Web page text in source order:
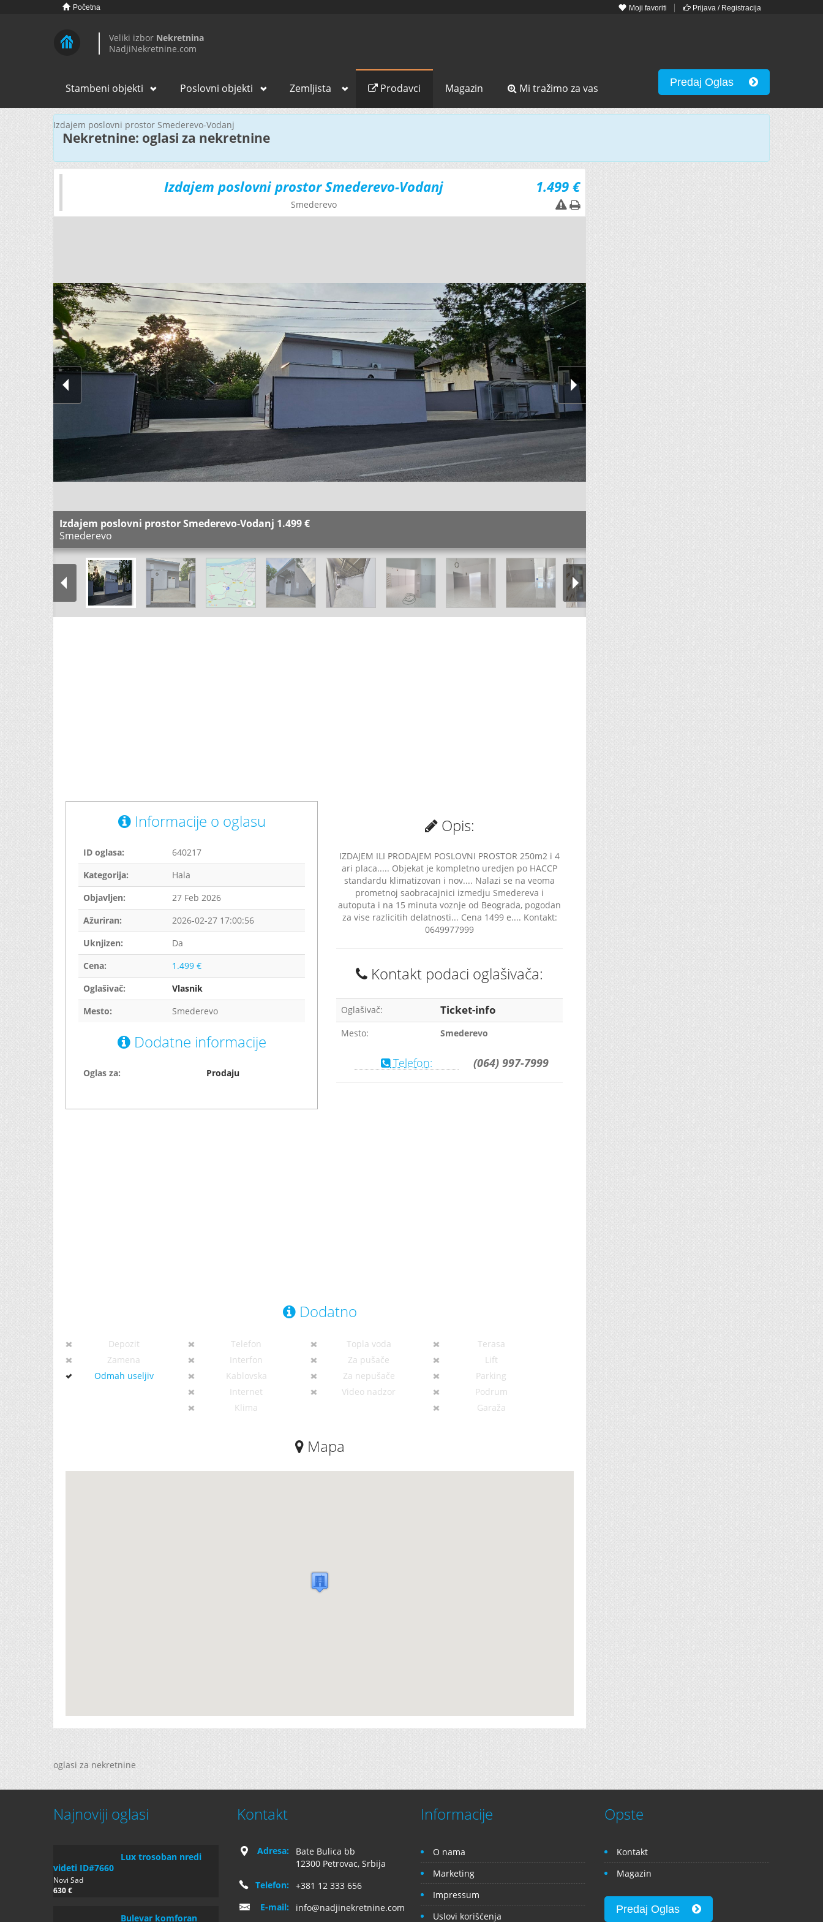
Početna Moji favoriti Prijava / Registracija
Veliki izbor Nekretnina
NadjiNekretnine.com
Stambeni objekti Poslovni objekti Zemljista Prodavci Magazin Mi tražimo za vas Predaj Oglas
Nekretnine: oglasi za nekretnine
Izdajem poslovni prostor Smederevo-Vodanj
Izdajem poslovni prostor Smederevo-Vodanj 1.499 €
Smederevo
Izdajem poslovni prostor Smederevo-Vodanj 1.499 €
Smederevo
Informacije o oglasu
ID oglasa:
640217
Kategorija:
Hala
Objavljen:
27 Feb 2026
Ažuriran:
2026-02-27 17:00:56
Uknjizen:
Da
Cena:
1.499 €
Oglašivač:
Vlasnik
Mesto:
Smederevo
Dodatne informacije
Oglas za: Prodaju
Opis:
IZDAJEM ILI PRODAJEM POSLOVNI PROSTOR 250m2 i 4
ari placa..... Objekat je kompletno uredjen po HACCP
standardu klimatizovan i nov.... Nalazi se na veoma
prometnoj saobracajnici izmedju Smedereva i
autoputa i na 15 minuta voznje od Beograda, pogodan
za vise razlicitih delatnosti... Cena 1499 e.... Kontakt:
0649977999
Kontakt podaci oglašivača:
Oglašivač: Ticket-info
Mesto: Smederevo
Telefon: (064) 997-7999
Dodatno
Depozit
Zamena
Odmah useljiv
Telefon
Interfon
Kablovska
Internet
Klima
Topla voda
Za pušače
Za nepušače
Video nadzor
Terasa
Lift
Parking
Podrum
Garaža
Mapa
oglasi za nekretnine
Najnoviji oglasi
Lux trosoban nredi
videti ID#7660
Novi Sad
630 €
Bulevar komforan
Kontakt
Adresa:
Bate Bulica bb
12300 Petrovac, Srbija
Telefon:
+381 12 333 656
E-mail:
info@nadjinekretnine.com
Informacije
O nama
Marketing
Impressum
Uslovi korišćenja
Opste
Kontakt
Magazin
Predaj Oglas